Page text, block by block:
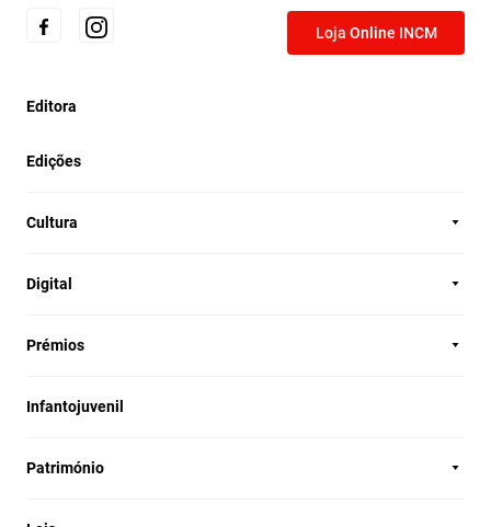
Loja Online INCM
Editora
Edições
Cultura
Digital
Prémios
Infantojuvenil
Património